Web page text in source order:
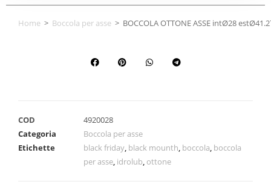
Home > Boccola per asse > BOCCOLA OTTONE ASSE intØ28
COD
4920028
Categoria
Boccola per asse
Etichette
black friday, black mounth, boccola, boccola
per asse, idrolub, ottone